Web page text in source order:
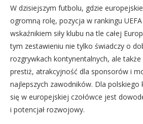
W dzisiejszym futbolu, gdzie
ogromną rolę, pozycja w rankingu
wskaźnikiem siły klubu na tle całej
tym zestawieniu nie tylko świadczy o
rozgrywkach kontynentalnych, ale także
prestiż, atrakcyjność dla sponsorów i
najlepszych zawodników. Dla polskiego
się w europejskiej czołówce jest
i potencjał rozwojowy.